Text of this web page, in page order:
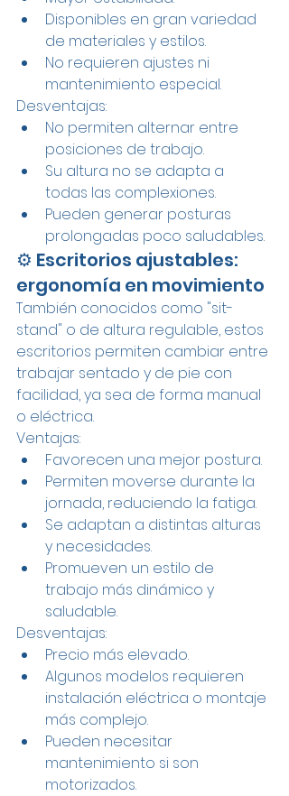
Disponibles en gran variedad
de materiales y estilos.
No requieren ajustes ni
mantenimiento especial.
Desventajas:
No permiten alternar entre
posiciones de trabajo.
Su altura no se adapta a
todas las complexiones.
Pueden generar posturas
prolongadas poco saludables.
⚙️ Escritorios ajustables:
ergonomía en movimiento
También conocidos como "sit-
stand" o de altura regulable, estos
escritorios permiten cambiar entre
trabajar sentado y de pie con
facilidad, ya sea de forma manual
o eléctrica.
Ventajas:
Favorecen una mejor postura.
Permiten moverse durante la
jornada, reduciendo la fatiga.
Se adaptan a distintas alturas
y necesidades.
Promueven un estilo de
trabajo más dinámico y
saludable.
Desventajas:
Precio más elevado.
Algunos modelos requieren
instalación eléctrica o montaje
más complejo.
Pueden necesitar
mantenimiento si son
motorizados.